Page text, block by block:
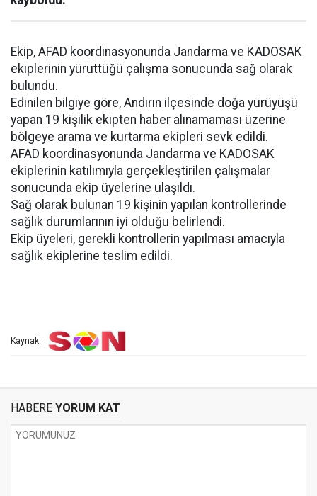
Ekip, AFAD koordinasyonunda Jandarma ve KADOSAK
ekiplerinin yürüttüğü çalışma sonucunda sağ olarak
bulundu.
Edinilen bilgiye göre, Andırın ilçesinde doğa yürüyüşü
yapan 19 kişilik ekipten haber alınamaması üzerine
bölgeye arama ve kurtarma ekipleri sevk edildi.
AFAD koordinasyonunda Jandarma ve KADOSAK
ekiplerinin katılımıyla gerçekleştirilen çalışmalar
sonucunda ekip üyelerine ulaşıldı.
Sağ olarak bulunan 19 kişinin yapılan kontrollerinde
sağlık durumlarının iyi olduğu belirlendi.
Ekip üyeleri, gerekli kontrollerin yapılması amacıyla
sağlık ekiplerine teslim edildi.
Kaynak:
HABERE YORUM KAT